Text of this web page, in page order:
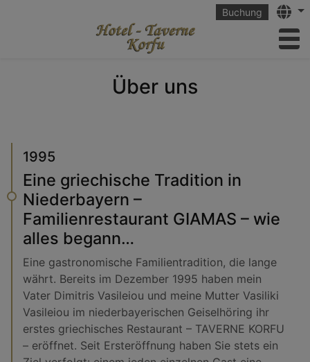
Buchung
Über uns
1995
Eine griechische Tradition in
Niederbayern –
Familienrestaurant GIAMAS – wie
alles begann…
Eine gastronomische Familientradition, die lange
währt. Bereits im Dezember 1995 haben mein
Vater Dimitris Vasileiou und meine Mutter Vasiliki
Vasileiou im niederbayerischen Geiselhöring ihr
erstes griechisches Restaurant – TAVERNE KORFU
– eröffnet. Seit Ersteröffnung haben Sie stets ein